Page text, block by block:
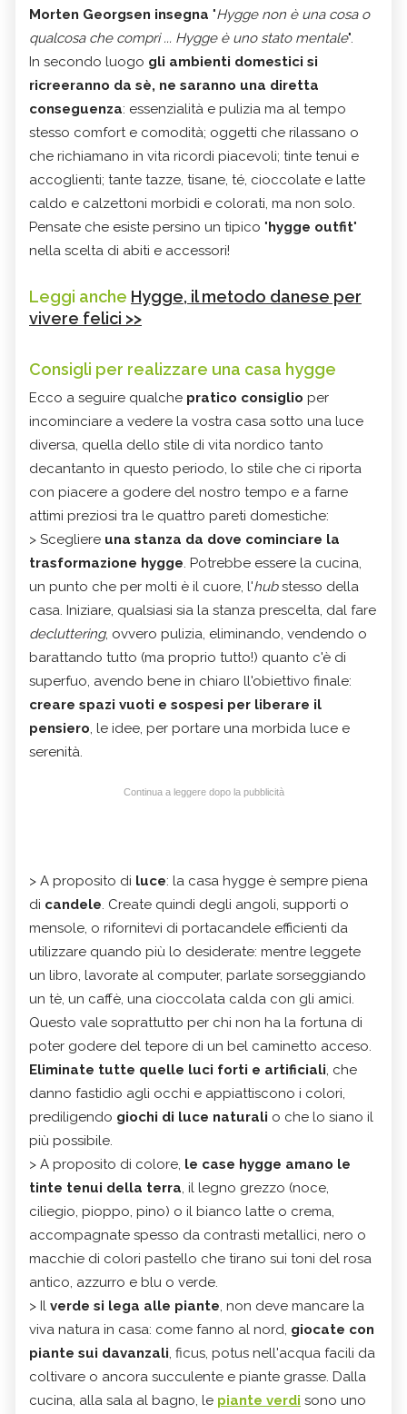
Morten Georgsen insegna "Hygge non è una cosa o
qualcosa che compri ... Hygge è uno stato mentale".
In secondo luogo gli ambienti domestici si
ricreeranno da sè, ne saranno una diretta
conseguenza: essenzialità e pulizia ma al tempo
stesso comfort e comodità; oggetti che rilassano o
che richiamano in vita ricordi piacevoli; tinte tenui e
accoglienti; tante tazze, tisane, té, cioccolate e latte
caldo e calzettoni morbidi e colorati, ma non solo.
Pensate che esiste persino un tipico "hygge outfit"
nella scelta di abiti e accessori!
Leggi anche Hygge, il metodo danese per
vivere felici >>
Consigli per realizzare una casa hygge
Ecco a seguire qualche pratico consiglio per
incominciare a vedere la vostra casa sotto una luce
diversa, quella dello stile di vita nordico tanto
decantanto in questo periodo, lo stile che ci riporta
con piacere a godere del nostro tempo e a farne
attimi preziosi tra le quattro pareti domestiche:
> Scegliere una stanza da dove cominciare la
trasformazione hygge. Potrebbe essere la cucina,
un punto che per molti è il cuore, l'hubstesso della
casa. Iniziare, qualsiasi sia la stanza prescelta, dal fare
decluttering, ovvero pulizia, eliminando, vendendo o
barattando tutto (ma proprio tutto!) quanto c'è di
superfuo, avendo bene in chiaro ll'obiettivo finale:
creare spazi vuoti e sospesi per liberare il
pensiero, le idee, per portare una morbida luce e
serenità.
Continua a leggere dopo la pubblicità
> A proposito di luce: la casa hygge è sempre piena
di candele. Create quindi degli angoli, supporti o
mensole, o rifornitevi di portacandele efficienti da
utilizzare quando più lo desiderate: mentre leggete
un libro, lavorate al computer, parlate sorseggiando
un tè, un caffè, una cioccolata calda con gli amici.
Questo vale soprattutto per chi non ha la fortuna di
poter godere del tepore di un bel caminetto acceso.
Eliminate tutte quelle luci forti e artificiali, che
danno fastidio agli occhi e appiattiscono i colori,
prediligendo giochi di luce naturali o che lo siano il
più possibile.
> A proposito di colore, le case hygge amano le
tinte tenui della terra, il legno grezzo (noce,
ciliegio, pioppo, pino) o il bianco latte o crema,
accompagnate spesso da contrasti metallici, nero o
macchie di colori pastello che tirano sui toni del rosa
antico, azzurro e blu o verde.
> Il verde si lega alle piante, non deve mancare la
viva natura in casa: come fanno al nord, giocate con
piante sui davanzali, ficus, potus nell'acqua facili da
coltivare o ancora succulente e piante grasse. Dalla
cucina, alla sala al bagno, le piante verdi sono uno